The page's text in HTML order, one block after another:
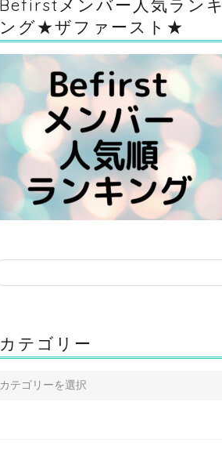
Befirstメンバー人気ランキ
ング★ザファースト★
カテゴリー